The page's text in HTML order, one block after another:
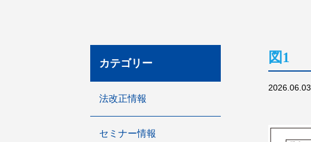
図1
2026.06.03
カテゴリー
法改正情報
セミナー情報